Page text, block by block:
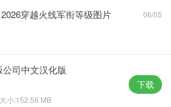
得所有基础杂交植物，并通过挑战模式解
低于原版，适合碎片化时间。即使在乘坐
战斗增加，触发随机事件，如辐射植物突
穿越火线军衔等级图片 06/05
司中文汉化版
大小:152.56 MB
下载